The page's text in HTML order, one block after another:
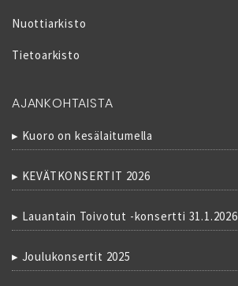
Nuottiarkisto
Tietoarkisto
AJANKOHTAISTA
Kuoro on kesälaitumella
KEVÄTKONSERTIT 2026
Lauantain Toivotut -konsertti 31.1.2026
Joulukonsertit 2025